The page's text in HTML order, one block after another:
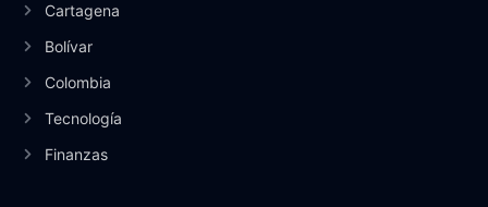
Cartagena
Bolívar
Colombia
Tecnología
Finanzas